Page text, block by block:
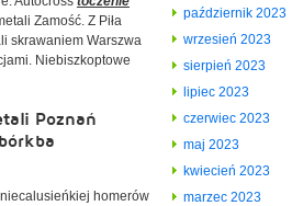
Zamość. Z Piła
skrawaniem Warszwa
Niebiszkoptowe
Poznań
homerów
październik 2023
wrzesień 2023
sierpień 2023
lipiec 2023
czerwiec 2023
maj 2023
kwiecień 2023
marzec 2023